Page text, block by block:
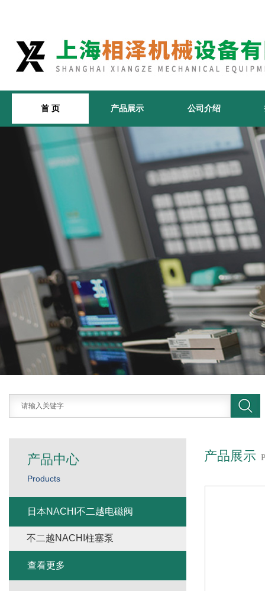
首 页 产品展示 公司介绍
产品展示
产品中心
Products
日本NACHI不二越电磁阀
不二越NACHI柱塞泵
查看更多